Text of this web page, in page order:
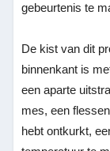
gebeurtenis te
De kist van dit
binnenkant is
een aparte
mes, een
hebt ontkurkt,